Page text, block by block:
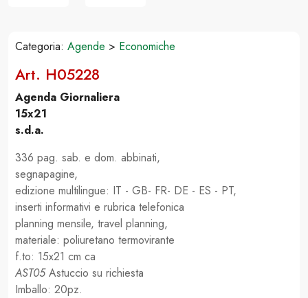
Categoria: Agende > Economiche
Art. H05228
Agenda Giornaliera
15x21
s.d.a.
336 pag. sab. e dom. abbinati,
segnapagine,
edizione multilingue: IT - GB- FR- DE - ES - PT,
inserti informativi e rubrica telefonica
planning mensile, travel planning,
materiale: poliuretano termovirante
f.to: 15x21 cm ca
AST05Astuccio su richiesta
Imballo: 20pz.